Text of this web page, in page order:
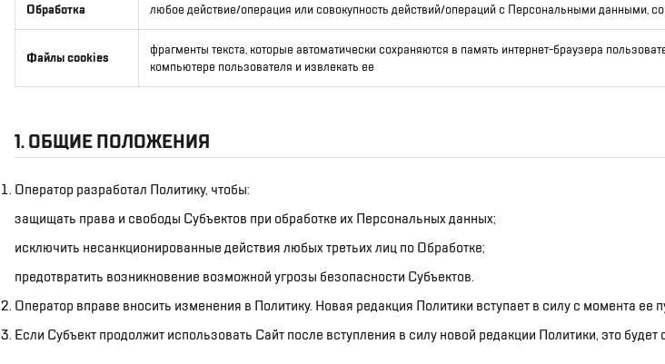
Обработка любое действие/операция или совокупность действий/операций с Персональными данными,
Файлы cookies
фрагменты текста, которые автоматически сохраняются в память интернет-браузера
компьютере пользователя и извлекать ее
1. ОБЩИЕ ПОЛОЖЕНИЯ
Оператор разработал Политику, чтобы:
защищать права и свободы Субъектов при обработке их Персональных данных;
исключить несанкционированные действия любых третьих лиц по Обработке;
предотвратить возникновение возможной угрозы безопасности Субъектов.
Оператор вправе вносить изменения в Политику. Новая редакция Политики вступает в силу с момента ее
Если Субъект продолжит использовать Сайт после вступления в силу новой редакции Политики, это